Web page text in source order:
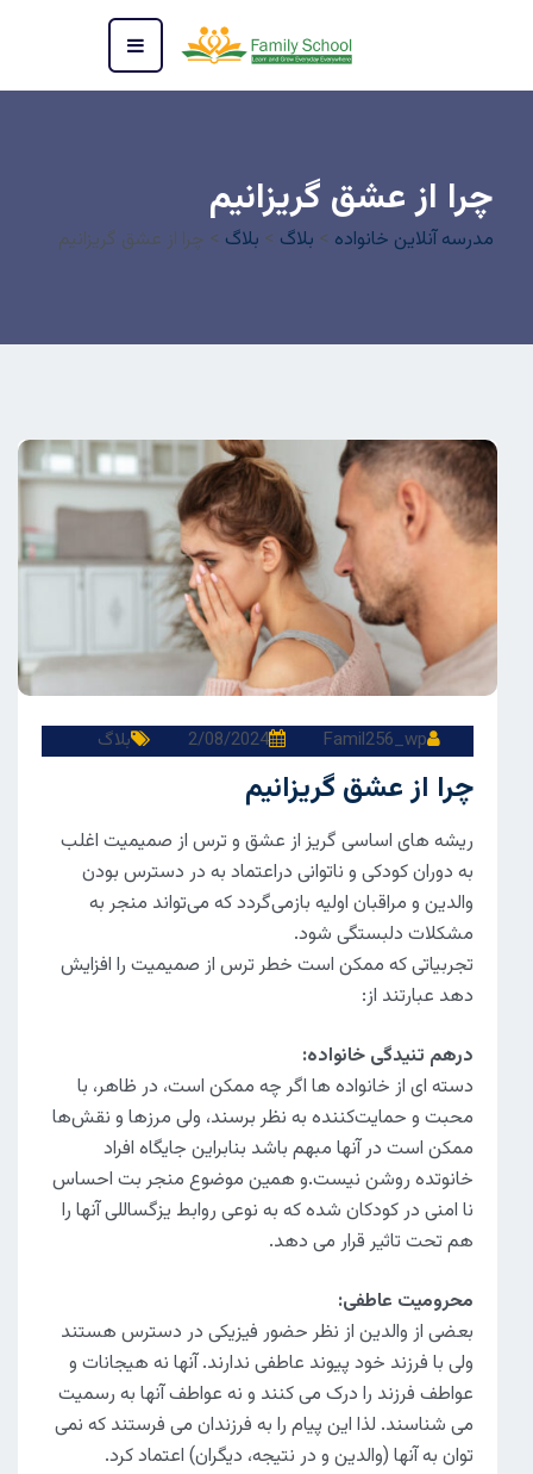
چرا از عشق گریزانیم
مدرسه آنلاین خانواده > بلاگ > بلاگ > چرا از عشق گریزانیم
Famil256_wp
2/08/2024 بلاگ
چرا از عشق گریزانیم
ریشه های اساسی گریز از عشق و ترس از صمیمیت اغلب
به دوران کودکی و ناتوانی دراعتماد به در دسترس بودن
والدین و مراقبان اولیه بازمی‌گردد که می‌تواند منجر به
مشکلات دلبستگی شود.
تجربیاتی که ممکن است خطر ترس از صمیمیت را افزایش
دهد عبارتند از:
درهم تنیدگی خانواده:
دسته ای از خانواده ها اگر چه ممکن است، در ظاهر، با
محبت و حمایت‌کننده به نظر برسند، ولی مرزها و نقش‌ها
ممکن است در آنها مبهم باشد بنابراین جایگاه افراد
خانوتده روشن نیست.و همین موضوع منجر بت احساس
نا امنی در کودکان شده که به نوعی روابط یزگساللی آنها را
هم تحت تاثیر قرار می دهد.
محرومیت عاطفی:
بعضی از والدین از نظر حضور فیزیکی در دسترس هستند
ولی با فرزند خود پیوند عاطفی ندارند. آنها نه هیجانات و
عواطف فرزند را درک می کنند و نه عواطف آنها به رسمیت
می شناسند. لذا این پیام را به فرزندان می فرستند که نمی
توان به آنها (والدین و در نتیجه، دیگران) اعتماد کرد.